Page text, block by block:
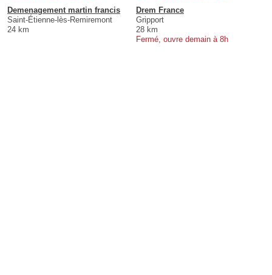
Demenagement martin francis
Saint-Étienne-lès-Remiremont
24 km
Drem France
Gripport
28 km
Fermé, ouvre demain à 8h